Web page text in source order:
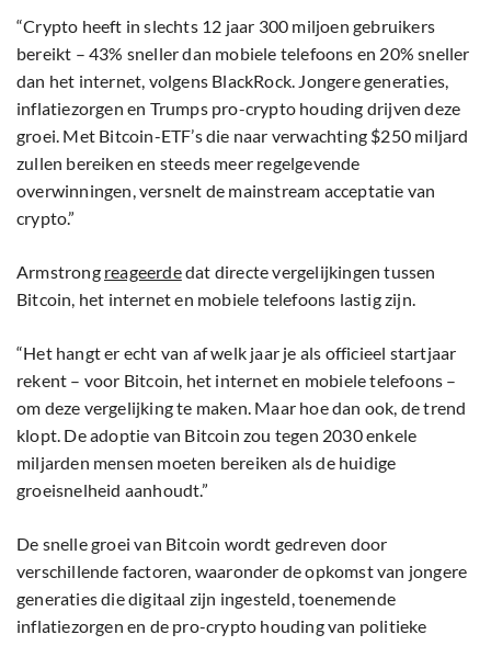
“Crypto heeft in slechts 12 jaar 300 miljoen gebruikers
bereikt – 43% sneller dan mobiele telefoons en 20% sneller
dan het internet, volgens BlackRock. Jongere generaties,
inflatiezorgen en Trumps pro-crypto houding drijven deze
groei. Met Bitcoin-ETF’s die naar verwachting $250 miljard
zullen bereiken en steeds meer regelgevende
overwinningen, versnelt de mainstream acceptatie van
crypto.”
Armstrong reageerdedat directe vergelijkingen tussen
Bitcoin, het internet en mobiele telefoons lastig zijn.
“Het hangt er echt van af welk jaar je als officieel startjaar
rekent – voor Bitcoin, het internet en mobiele telefoons –
om deze vergelijking te maken. Maar hoe dan ook, de trend
klopt. De adoptie van Bitcoin zou tegen 2030 enkele
miljarden mensen moeten bereiken als de huidige
groeisnelheid aanhoudt.”
De snelle groei van Bitcoin wordt gedreven door
verschillende factoren, waaronder de opkomst van jongere
generaties die digitaal zijn ingesteld, toenemende
inflatiezorgen en de pro-crypto houding van politieke